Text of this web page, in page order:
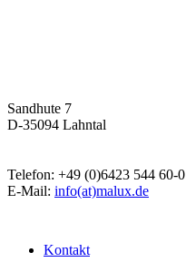
Sandhute 7
D-35094 Lahntal
Telefon: +49 (0)6423 544 60-0
E-Mail: info(at)malux.de
Kontakt